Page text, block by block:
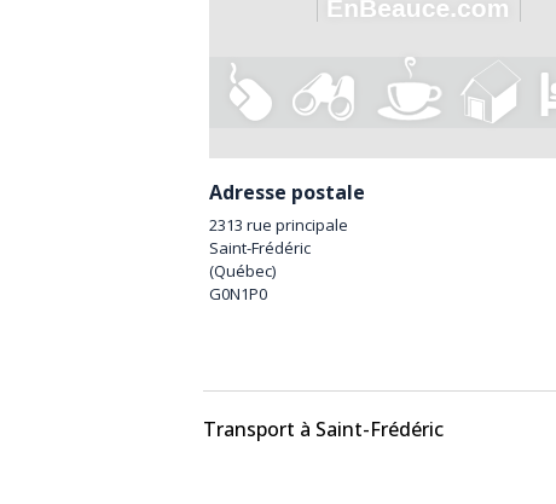
Adresse postale
2313 rue principale
Saint-Frédéric
(Québec)
G0N1P0
Transport à Saint-Frédéric